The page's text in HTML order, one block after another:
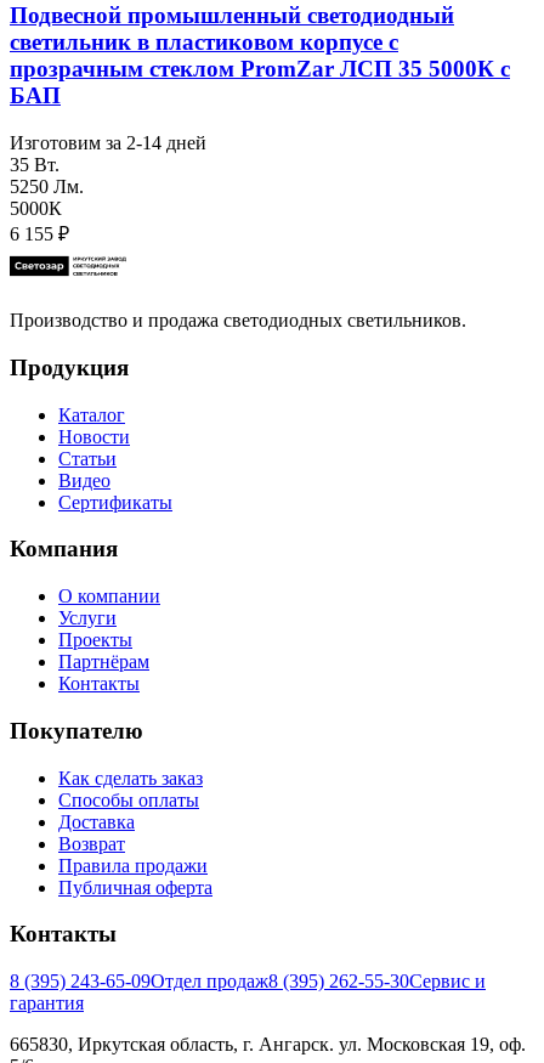
Подвесной промышленный светодиодный
светильник в пластиковом корпусе с
прозрачным стеклом PromZar ЛСП 35 5000К с
БАП
Изготовим за 2-14 дней
35 Вт.
5250 Лм.
5000К
6 155 ₽
Производство и продажа светодиодных светильников.
Продукция
Каталог
Новости
Статьи
Видео
Сертификаты
Компания
О компании
Услуги
Проекты
Партнёрам
Контакты
Покупателю
Как сделать заказ
Способы оплаты
Доставка
Возврат
Правила продажи
Публичная оферта
Контакты
8 (395) 243-65-09Отдел продаж8 (395) 262-55-30Сервис и
гарантия
665830, Иркутская область, г. Ангарск. ул. Московская 19, оф.